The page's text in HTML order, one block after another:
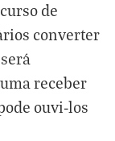
de
converter
receber
ouvi-los